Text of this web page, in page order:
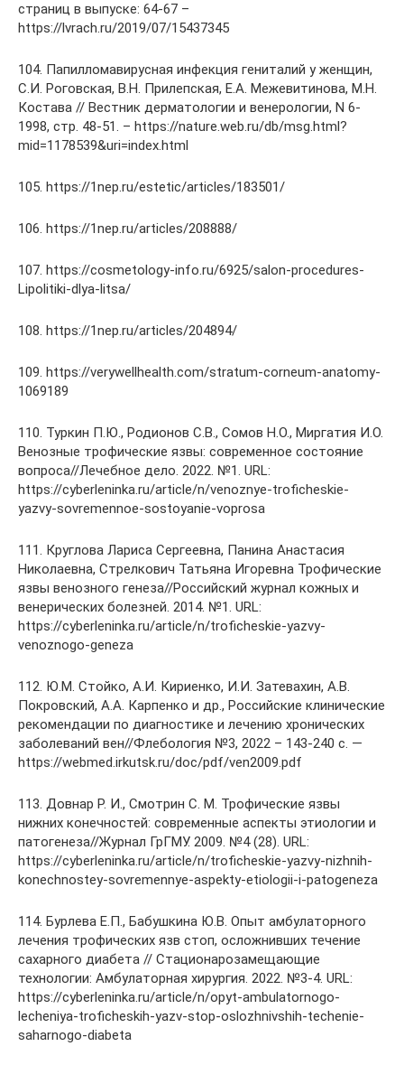
страниц в выпуске: 64-67 –
https://lvrach.ru/2019/07/15437345
104. Папилломавирусная инфекция гениталий у женщин,
С.И. Роговская, В.Н. Прилепская, Е.А. Межевитинова, М.Н.
Костава // Вестник дерматологии и венерологии, N 6-
1998, стр. 48-51. – https://nature.web.ru/db/msg.html?
mid=1178539&uri=index.html
105. https://1nep.ru/estetic/articles/183501/
106. https://1nep.ru/articles/208888/
107. https://cosmetology-info.ru/6925/salon-procedures-
Lipolitiki-dlya-litsa/
108. https://1nep.ru/articles/204894/
109. https://verywellhealth.com/stratum-corneum-anatomy-
1069189
110. Туркин П.Ю., Родионов С.В., Сомов Н.О., Миргатия И.О.
Венозные трофические язвы: современное состояние
вопроса//Лечебное дело. 2022. №1. URL:
https://cyberleninka.ru/article/n/venoznye-troficheskie-
yazvy-sovremennoe-sostoyanie-voprosa
111. Круглова Лариса Сергеевна, Панина Анастасия
Николаевна, Стрелкович Татьяна Игоревна Трофические
язвы венозного генеза//Российский журнал кожных и
венерических болезней. 2014. №1. URL:
https://cyberleninka.ru/article/n/troficheskie-yazvy-
venoznogo-geneza
112. Ю.М. Cтойко, А.И. Кириенко, И.И. Затевахин, А.В.
Покровский, А.А. Карпенко и др., Российские клинические
рекомендации по диагностике и лечению хронических
заболеваний вен//Флебология №3, 2022 – 143-240 с. —
https://webmed.irkutsk.ru/doc/pdf/ven2009.pdf
113. Довнар Р. И., Смотрин С. М. Трофические язвы
нижних конечностей: современные аспекты этиологии и
патогенеза//Журнал ГрГМУ. 2009. №4 (28). URL:
https://cyberleninka.ru/article/n/troficheskie-yazvy-nizhnih-
konechnostey-sovremennye-aspekty-etiologii-i-patogeneza
114. Бурлева Е.П., Бабушкина Ю.В. Опыт амбулаторного
лечения трофических язв стоп, осложнивших течение
сахарного диабета // Стационарозамещающие
технологии: Амбулаторная хирургия. 2022. №3-4. URL:
https://cyberleninka.ru/article/n/opyt-ambulatornogo-
lecheniya-troficheskih-yazv-stop-oslozhnivshih-techenie-
saharnogo-diabeta